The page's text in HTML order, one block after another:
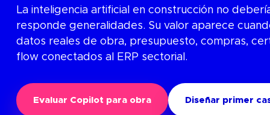
La inteligencia artificial en construcción no
responde generalidades. Su valor aparece
datos reales de obra, presupuesto, compras,
flow conectados al ERP sectorial.
Evaluar Copilot para obra Diseñar primer